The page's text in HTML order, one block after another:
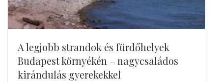
A legjobb strandok és fürdőhelyek
Budapest környékén – nagycsaládos
kirándulás gyerekekkel